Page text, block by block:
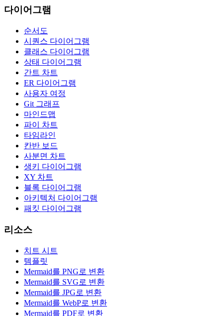
다이어그램
순서도
시퀀스 다이어그램
클래스 다이어그램
상태 다이어그램
간트 차트
ER 다이어그램
사용자 여정
Git 그래프
마인드맵
파이 차트
타임라인
칸반 보드
사분면 차트
생키 다이어그램
XY 차트
블록 다이어그램
아키텍처 다이어그램
패킷 다이어그램
리소스
치트 시트
템플릿
Mermaid를 PNG로 변환
Mermaid를 SVG로 변환
Mermaid를 JPG로 변환
Mermaid를 WebP로 변환
Mermaid를 PDF로 변환